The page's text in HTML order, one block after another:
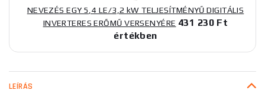
NEVEZÉS EGY 5,4 LE/3,2 kW TELJESÍTMÉNYŰ DIGITÁLIS
INVERTERES ERŐMŰ VERSENYÉRE 431 230 Ft
értékben
LEÍRÁS